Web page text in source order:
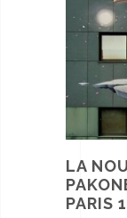
LA
PARIS